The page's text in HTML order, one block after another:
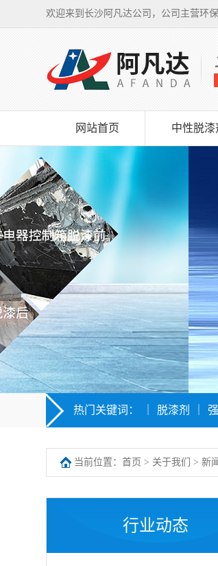
欢迎来到长沙阿凡达公司，公司主营环
网站首页 中性脱漆
热门关键词： 脱漆剂
当前位置： 首页 > 关于我们 > 新
行业动态